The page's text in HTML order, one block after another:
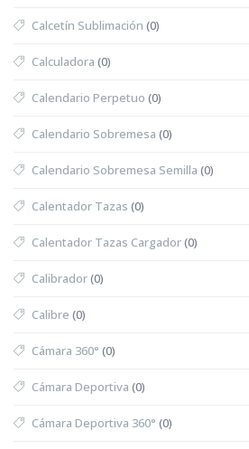
Calcetín Sublimación (0)
Calculadora (0)
Calendario Perpetuo (0)
Calendario Sobremesa (0)
Calendario Sobremesa Semilla (0)
Calentador Tazas (0)
Calentador Tazas Cargador(0)
Calibrador(0)
Calibre (0)
Cámara 360° (0)
Cámara Deportiva (0)
Cámara Deportiva 360° (0)